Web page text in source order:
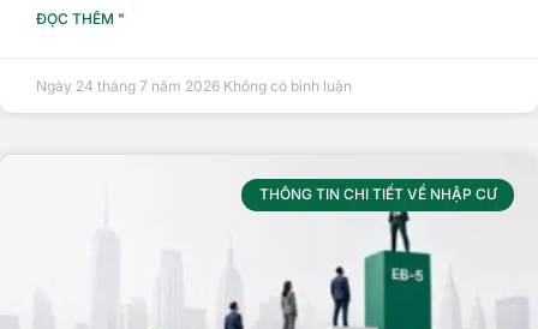
ĐỌC THÊM "
Ngày 24 tháng 7 năm 2026 Không có bình luận
THÔNG TIN CHI TIẾT VỀ NHẬP CƯ